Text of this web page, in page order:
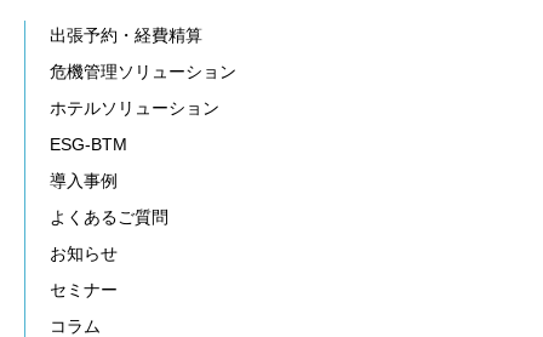
出張予約・経費精算
危機管理ソリューション
ホテルソリューション
ESG-BTM
導入事例
よくあるご質問
お知らせ
セミナー
コラム